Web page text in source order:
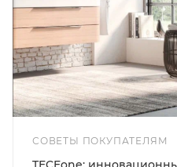
СОВЕТЫ ПОКУПАТЕЛЯМ